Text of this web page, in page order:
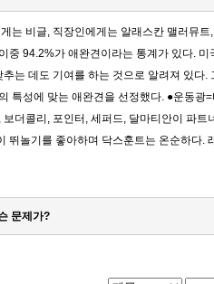
는 비글, 직장인에게는 알래스칸 맬러뮤
중 94.2%가 애완견이라는 통계가 있다.
는 데도 기여를 하는 것으로 알려져 있
특성에 맞는 애완견을 선정했다. ●운동
더콜리, 포인터, 세퍼드, 달마티안이 파
뛰놀기를 좋아하며 닥스훈트는 온순하다
요시하는 모임의 기부자나 자원 봉사자
세터, 래브라도 레트리버, 비글, 시베리안
문제가?